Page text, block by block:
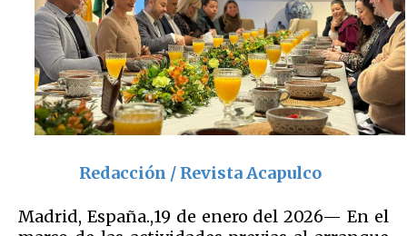
Redacción / Revista Acapulco
Madrid, España.,19 de enero del 2026— En el